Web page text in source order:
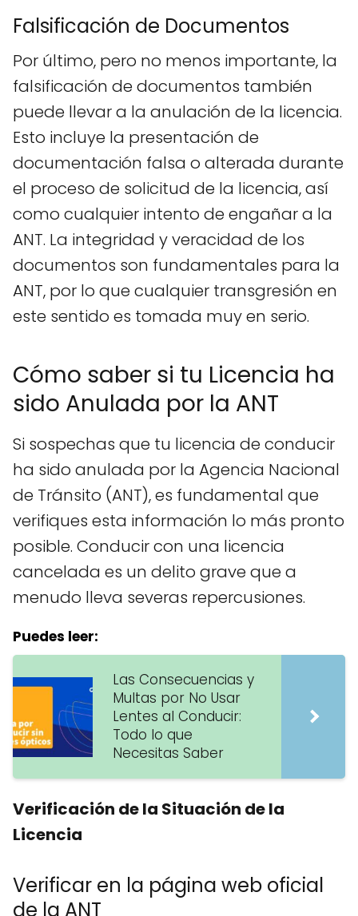
Falsificación de Documentos
Por último, pero no menos importante, la
falsificación de documentos también
puede llevar a la anulación de la licencia.
Esto incluye la presentación de
documentación falsa o alterada durante
el proceso de solicitud de la licencia, así
como cualquier intento de engañar a la
ANT. La integridad y veracidad de los
documentos son fundamentales para la
ANT, por lo que cualquier transgresión en
este sentido es tomada muy en serio.
Cómo saber si tu Licencia ha
sido Anulada por la ANT
Si sospechas que tu licencia de conducir
ha sido anulada por la Agencia Nacional
de Tránsito (ANT), es fundamental que
verifiques esta información lo más pronto
posible. Conducir con una licencia
cancelada es un delito grave que a
menudo lleva severas repercusiones.
Puedes leer:
Las Consecuencias y
Multas por No Usar
Lentes al Conducir:
Todo lo que
Necesitas Saber
Verificación de la Situación de la
Licencia
Verificar en la página web oficial
de la ANT